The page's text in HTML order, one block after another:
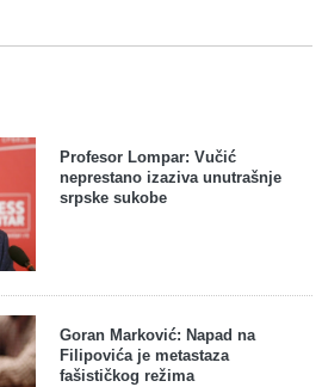
Profesor Lompar: Vučić
neprestano izaziva unutrašnje
srpske sukobe
Goran Marković: Napad na
Filipovića je metastaza
fašističkog režima